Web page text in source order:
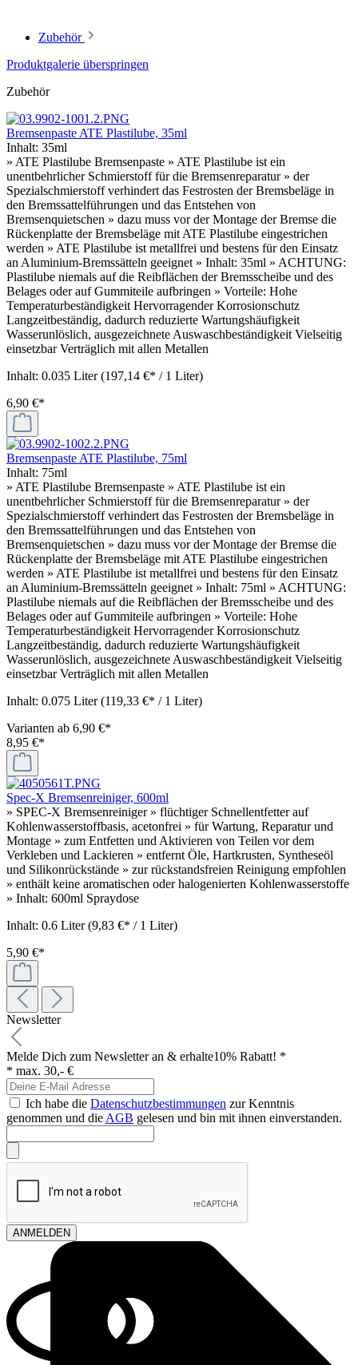
Zubehör
Produktgalerie überspringen
Zubehör
Bremsenpaste ATE Plastilube, 35ml
Inhalt: 35ml
» ATE Plastilube Bremsenpaste » ATE Plastilube ist ein
unentbehrlicher Schmierstoff für die Bremsenreparatur » der
Spezialschmierstoff verhindert das Festrosten der Bremsbeläge in
den Bremssattelführungen und das Entstehen von
Bremsenquietschen » dazu muss vor der Montage der Bremse die
Rückenplatte der Bremsbeläge mit ATE Plastilube eingestrichen
werden » ATE Plastilube ist metallfrei und bestens für den Einsatz
an Aluminium-Bremssätteln geeignet » Inhalt: 35ml » ACHTUNG:
Plastilube niemals auf die Reibflächen der Bremsscheibe und des
Belages oder auf Gummiteile aufbringen » Vorteile: Hohe
Temperaturbeständigkeit Hervorragender Korrosionschutz
Langzeitbeständig, dadurch reduzierte Wartungshäufigkeit
Wasserunlöslich, ausgezeichnete Auswaschbeständigkeit Vielseitig
einsetzbar Verträglich mit allen Metallen
Inhalt: 0.035 Liter(197,14 €* / 1 Liter)
6,90 €*
Bremsenpaste ATE Plastilube, 75ml
Inhalt: 75ml
» ATE Plastilube Bremsenpaste » ATE Plastilube ist ein
unentbehrlicher Schmierstoff für die Bremsenreparatur » der
Spezialschmierstoff verhindert das Festrosten der Bremsbeläge in
den Bremssattelführungen und das Entstehen von
Bremsenquietschen » dazu muss vor der Montage der Bremse die
Rückenplatte der Bremsbeläge mit ATE Plastilube eingestrichen
werden » ATE Plastilube ist metallfrei und bestens für den Einsatz
an Aluminium-Bremssätteln geeignet » Inhalt: 75ml » ACHTUNG:
Plastilube niemals auf die Reibflächen der Bremsscheibe und des
Belages oder auf Gummiteile aufbringen » Vorteile: Hohe
Temperaturbeständigkeit Hervorragender Korrosionschutz
Langzeitbeständig, dadurch reduzierte Wartungshäufigkeit
Wasserunlöslich, ausgezeichnete Auswaschbeständigkeit Vielseitig
einsetzbar Verträglich mit allen Metallen
Inhalt: 0.075 Liter(119,33 €* / 1 Liter)
Varianten ab 6,90 €*
8,95 €*
Spec-X Bremsenreiniger, 600ml
» SPEC-X Bremsenreiniger » flüchtiger Schnellentfetter auf
Kohlenwasserstoffbasis, acetonfrei » für Wartung, Reparatur und
Montage » zum Entfetten und Aktivieren von Teilen vor dem
Verkleben und Lackieren » entfernt Öle, Hartkrusten, Syntheseöl
und Silikonrückstände » zur rückstandsfreien Reinigung empfohlen
» enthält keine aromatischen oder halogenierten Kohlenwasserstoffe
» Inhalt: 600ml Spraydose
Inhalt: 0.6 Liter(9,83 €* / 1 Liter)
5,90 €*
Newsletter
Melde Dich zum Newsletter an & erhalte10% Rabatt! *
* max. 30,- €
Ich habe die Datenschutzbestimmungen zur Kenntnis
genommen und die AGB gelesen und bin mit ihnen einverstanden.
ANMELDEN